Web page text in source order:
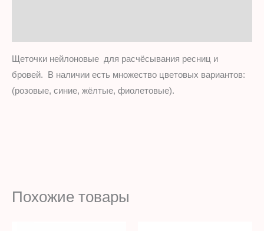
Щеточки нейлоновые для расчёсывания ресниц и
бровей. В наличии есть множество цветовых вариантов:
(розовые, синие, жёлтые, фиолетовые).
Похожие товары